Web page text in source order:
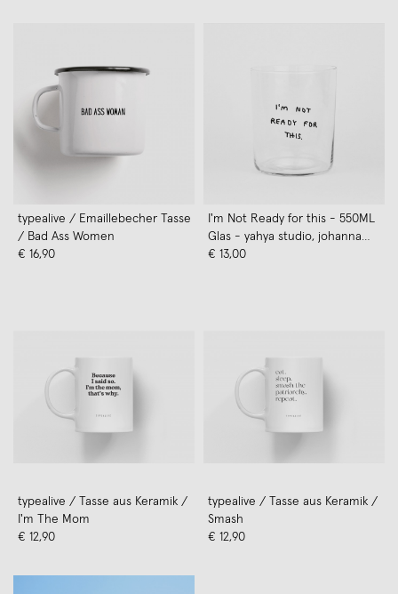
typealive / Emaillebecher Tasse
/ Bad Ass Women
€ 16,90
I'm Not Ready for this - 550ML
Glas - yahya studio, johanna
schwarzer
€ 13,00
typealive / Tasse aus Keramik /
I'm The Mom
€ 12,90
typealive / Tasse aus Keramik /
Smash
€ 12,90